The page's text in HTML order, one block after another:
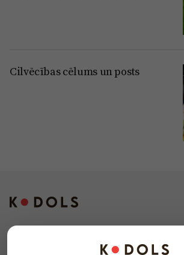
Cilvēcības cēlums un posts